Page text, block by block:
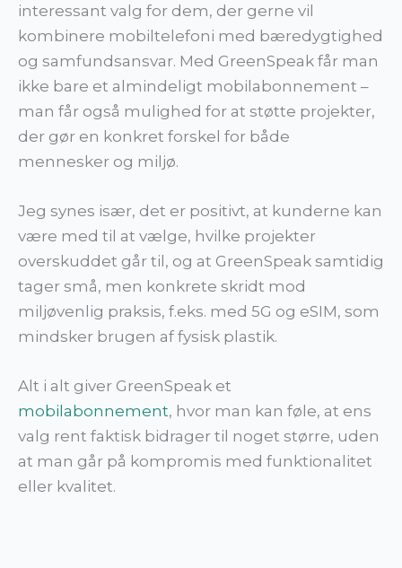
interessant valg for dem, der gerne vil
kombinere mobiltelefoni med bæredygtighed
og samfundsansvar. Med GreenSpeak får man
ikke bare et almindeligt mobilabonnement –
man får også mulighed for at støtte projekter,
der gør en konkret forskel for både
mennesker og miljø.
Jeg synes især, det er positivt, at kunderne kan
være med til at vælge, hvilke projekter
overskuddet går til, og at GreenSpeak samtidig
tager små, men konkrete skridt mod
miljøvenlig praksis, f.eks. med 5G og eSIM, som
mindsker brugen af fysisk plastik.
Alt i alt giver GreenSpeak et
mobilabonnement, hvor man kan føle, at ens
valg rent faktisk bidrager til noget større, uden
at man går på kompromis med funktionalitet
eller kvalitet.